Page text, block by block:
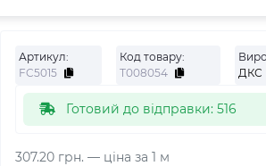
Артикул:
FC5015
Код товару:
Т008054
ДКС
Готовий до відправки: 516
307.20 грн. — ціна за 1 м